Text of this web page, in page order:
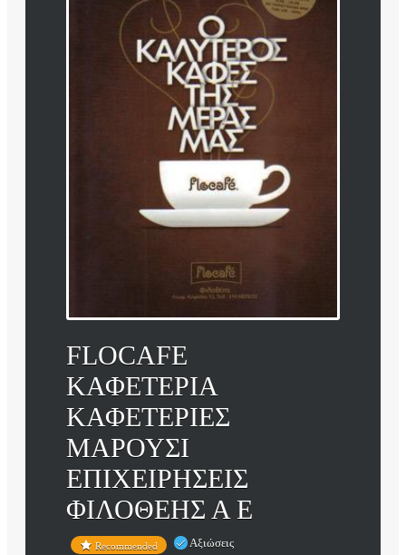
FLOCAFE
ΚΑΦΕΤΕΡΙΑ
ΚΑΦΕΤΕΡΙΕΣ
ΜΑΡΟΥΣΙ
ΕΠΙΧΕΙΡΗΣΕΙΣ
ΦΙΛΟΘΕΗΣ Α Ε
Recommended Αξιώσεις